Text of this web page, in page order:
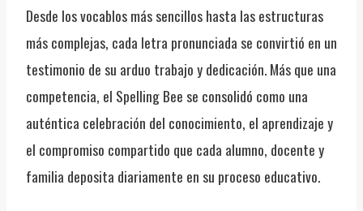
Desde los vocablos más sencillos hasta las estructuras
más complejas, cada letra pronunciada se convirtió en un
testimonio de su arduo trabajo y dedicación. Más que una
competencia, el Spelling Bee se consolidó como una
auténtica celebración del conocimiento, el aprendizaje y
el compromiso compartido que cada alumno, docente y
familia deposita diariamente en su proceso educativo.